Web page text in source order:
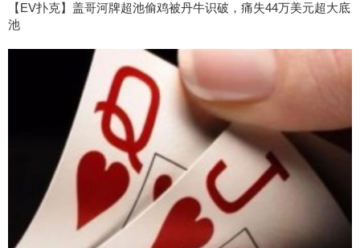
【EV扑克】盖哥河牌超池偷鸡被丹牛识破，痛失44万美元超大底
池